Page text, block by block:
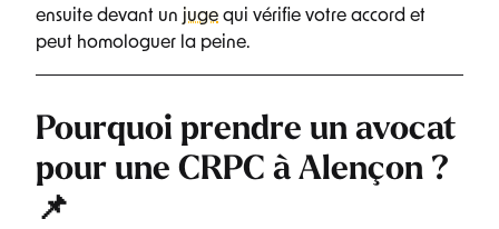
ensuite devant un juge qui vérifie votre accord et
peut homologuer la peine.
Pourquoi prendre un avocat
pour une CRPC à Alençon ?
📌